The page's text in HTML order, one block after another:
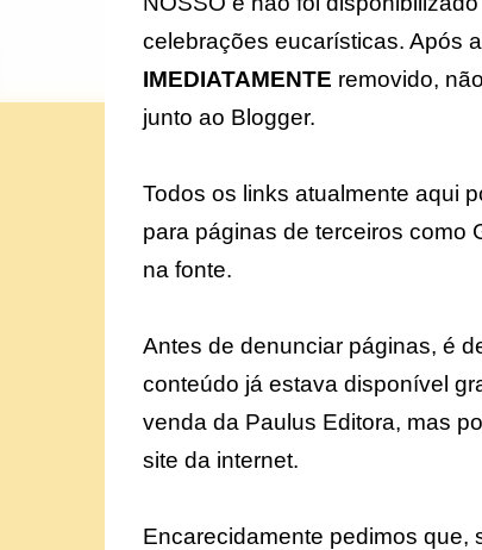
celebrações eucarísticas. Após
IMEDIATAMENTE removido,
junto ao Blogger.
Todos os links atualmente aqui
para páginas de terceiros como
na fonte.
Antes de denunciar páginas, é
conteúdo já estava disponível
venda da Paulus Editora, mas
site da internet.
Encarecidamente pedimos que,